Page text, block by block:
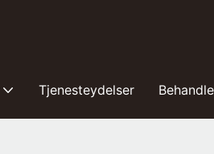
Tjenesteydelser Behandle